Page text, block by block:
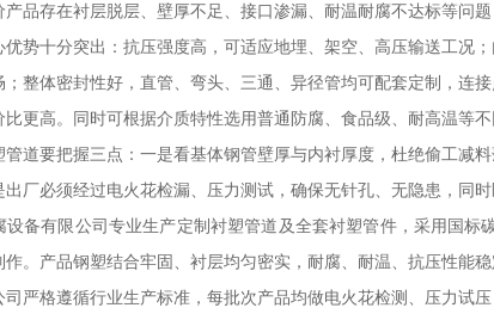
品存在衬层脱层、壁厚不足、接口渗漏、耐温耐腐不达标等问
优势十分突出：抗压强度高，可适应地埋、架空、高压输送工况
；整体密封性好，直管、弯头、三通、异径管均可配套定制，连
更高。同时可根据介质特性选用普通防腐、食品级、耐高温等
管道要把握三点：一是看基体钢管壁厚与内衬厚度，杜绝偷工减
出厂必须经过电火花检漏、压力测试，确保无针孔、无隐患，同
设备有限公司专业生产定制衬塑管道及全套衬塑管件，采用国标
作。产品钢塑结合牢固、衬层均匀密实，耐腐、耐温、抗压性能
司严格遵循行业生产标准，每批次产品均做电火花检测、压力试